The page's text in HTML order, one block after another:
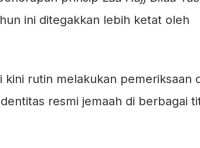
ini ditegakkan lebih ketat oleh
kini rutin melakukan pemeriksaan
resmi jemaah di berbagai